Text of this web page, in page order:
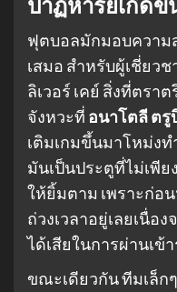
ปาฏิหาริย์เกิดขึ้
ฟุตบอลมักมอบความ
เสมอ สำหรับผู้เชี่ยว
ลิเวอร์ เคย์ สิ่งที่ตรา
จังหวะที่ อนาโตลี ตรู
เติมเกมขึ้นมาโหม่งท
มันเป็นประตูที่ไม่เพี
ให้ยิ้มตาม เพราะก่อ
ถ่วงเวลาอยู่เลยเนื่อ
ได้เสียในการผ่านเข้
ขณะเดียวกัน ทีมเล็ก